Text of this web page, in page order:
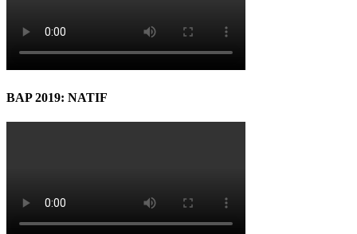
BAP 2019: NATIF